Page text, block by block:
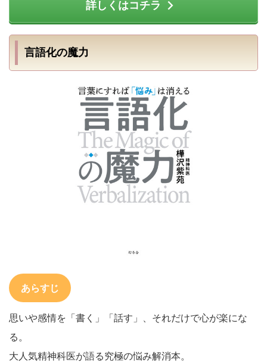
詳しくはコチラ
言語化の魔力
あらすじ
思いや感情を「書く」「話す」、それだけで心が楽にな
る。
大人気精神科医が語る究極の悩み解消本。